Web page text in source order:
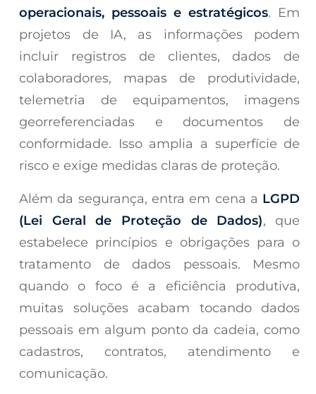
operacionais, pessoais e estratégicos. Em
projetos de IA, as informações podem
incluir registros de clientes, dados de
colaboradores, mapas de produtividade,
telemetria de equipamentos, imagens
georreferenciadas e documentos de
conformidade. Isso amplia a superfície de
risco e exige medidas claras de proteção.
Além da segurança, entra em cena a LGPD
(Lei Geral de Proteção de Dados), que
estabelece princípios e obrigações para o
tratamento de dados pessoais. Mesmo
quando o foco é a eficiência produtiva,
muitas soluções acabam tocando dados
pessoais em algum ponto da cadeia, como
cadastros, contratos, atendimento e
comunicação.